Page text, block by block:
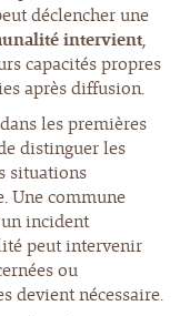
déclencher une
intervient,
capacités propres
après diffusion.
les premières
distinguer les
situations
Une commune
incident
peut intervenir
ou
devient nécessaire.